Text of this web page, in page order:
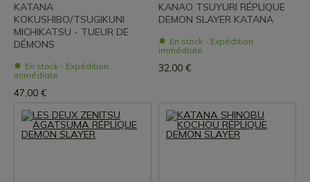
KATANA
KOKUSHIBO/TSUGIKUNI
MICHIKATSU - TUEUR DE
DÉMONS
En stock - Expédition
immédiate
47,00 €
KANAO TSUYURI RÉPLIQUE
DEMON SLAYER KATANA
En stock - Expédition
immédiate
32,00 €